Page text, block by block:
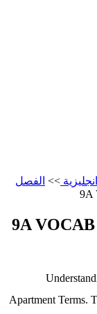
>> الفصل
اختبار اختيار من متعدد تفاعلي: 9A VOCAB
Apartment Terms.